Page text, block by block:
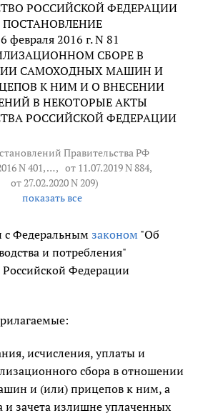
РОССИЙСКОЙ ФЕДЕРАЦИИ
ПОСТАНОВЛЕНИЕ
февраля 2016 г. N 81
СБОРЕ В
САМОХОДНЫХ МАШИН И
К НИМ И О ВНЕСЕНИИ
В НЕКОТОРЫЕ АКТЫ
РОССИЙСКОЙ ФЕДЕРАЦИИ
Правительства РФ
N 401, … , от 11.07.2019 N 884,
от 27.02.2020 N 209)
показать все
с Федеральным законом "Об
и потребления"
Российской Федерации
исчисления, уплаты и
сбора в отношении
и (или) прицепов к ним, а
и зачета излишне уплаченных